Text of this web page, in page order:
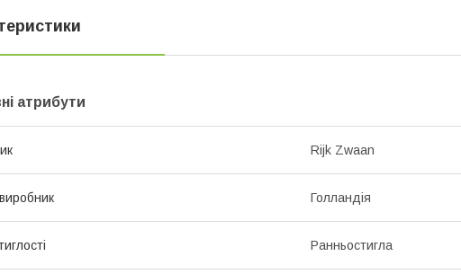
атрибути
Rijk Zwaan
Голландія
Ранньостигла